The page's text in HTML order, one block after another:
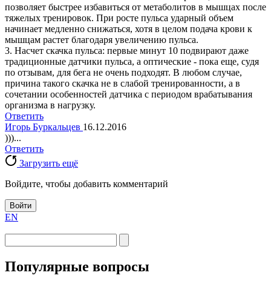
позволяет быстрее избавиться от метаболитов в мышцах после
тяжелых тренировок. При росте пульса ударный объем
начинает медленно снижаться, хотя в целом подача крови к
мышцам растет благодаря увеличению пульса.
3. Насчет скачка пульса: первые минут 10 подвирают даже
традиционные датчики пульса, а оптические - пока еще, судя
по отзывам, для бега не очень подходят. В любом случае,
причина такого скачка не в слабой тренированности, а в
сочетании особенностей датчика с периодом врабатывания
организма в нагрузку.
Ответить
Игорь Буркальцев 16.12.2016
)))...
Ответить
Загрузить ещё
Войдите, чтобы добавить комментарий
Войти
EN
Популярные вопросы